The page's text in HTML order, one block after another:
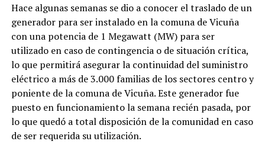
Hace algunas semanas se dio a conocer el traslado de un
generador para ser instalado en la comuna de Vicuña
con una potencia de 1 Megawatt (MW) para ser
utilizado en caso de contingencia o de situación crítica,
lo que permitirá asegurar la continuidad del suministro
eléctrico a más de 3.000 familias de los sectores centro y
poniente de la comuna de Vicuña. Este generador fue
puesto en funcionamiento la semana recién pasada, por
lo que quedó a total disposición de la comunidad en caso
de ser requerida su utilización.